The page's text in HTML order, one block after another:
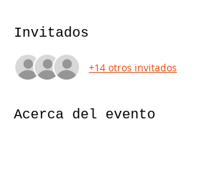
Invitados
+14 otros invitados
Acerca del evento